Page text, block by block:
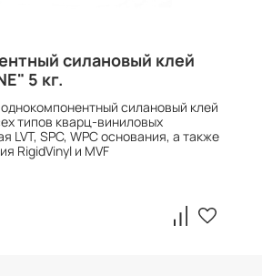
силановый клей
5 кг.
силановый клей
типов кварц-виниловых
LVT, SPC, WPC основания, а также
RigidVinyl и MVF